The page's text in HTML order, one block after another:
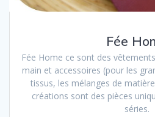
Fée
Fée Home ce sont des
main et accessoires (pour les
tissus, les mélanges de
créations sont des pièces
séries.